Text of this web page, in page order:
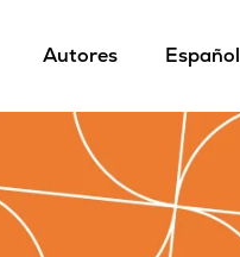
Autores Español